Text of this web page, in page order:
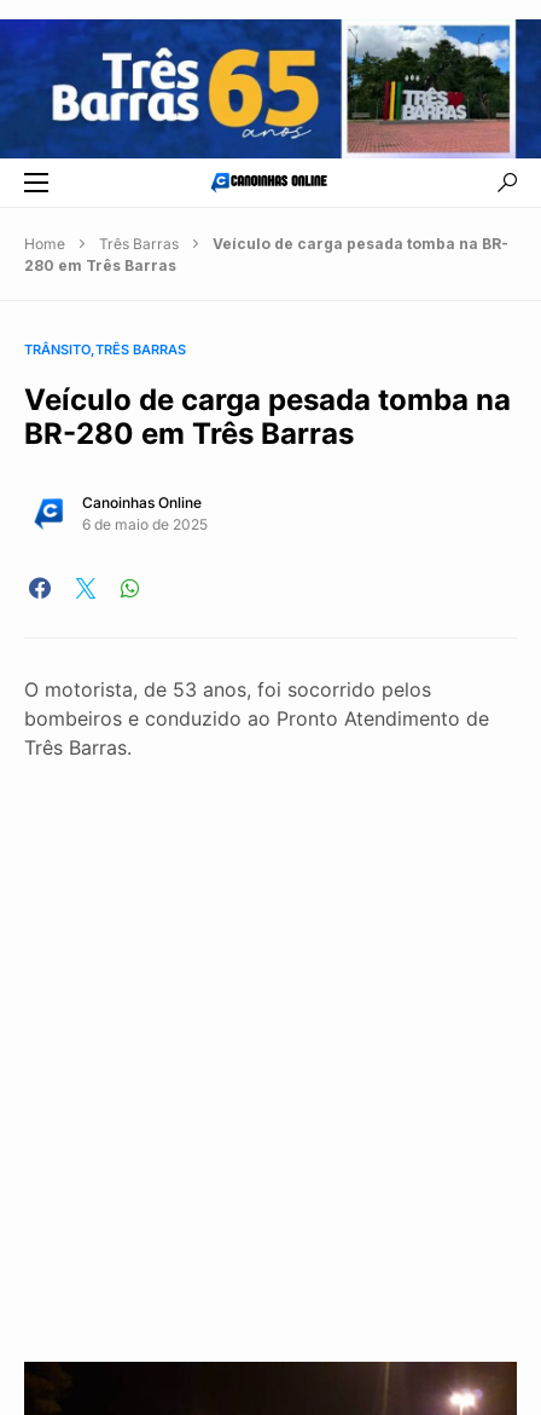
Home Três Barras
Veículo de carga pesada tomba na BR-
280 em Três Barras
TRÂNSITO TRÊS BARRAS
Veículo de carga pesada tomba na
BR-280 em Três Barras
Canoinhas Online
6 de maio de 2025
O motorista, de 53 anos, foi socorrido pelos
bombeiros e conduzido ao Pronto Atendimento de
Três Barras.